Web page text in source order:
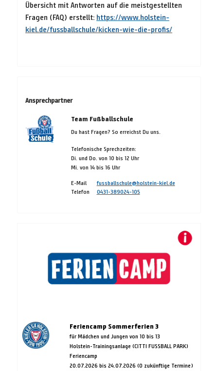
Übersicht mit Antworten auf die meistgestellten
Fragen (FAQ) erstellt: https://www.holstein-
kiel.de/fussballschule/kicken-wie-die-profis/
Ansprechpartner
Team Fußballschule
Du hast Fragen? So erreichst Du uns.
Telefonische Sprechzeiten:
Di. und Do. von 10 bis 12 Uhr
Mi. von 14 bis 16 Uhr
E-Mail
fussballschule@holstein-kiel.de
Telefon
0431-389024-105
Feriencamp Sommerferien 3
für Mädchen und Jungen von 10 bis 13
Holstein-Trainingsanlage (CITTI FUSSBALL PARK)
Feriencamp
20.07.2026 bis 24.07.2026 (0 zukünftige Termine)